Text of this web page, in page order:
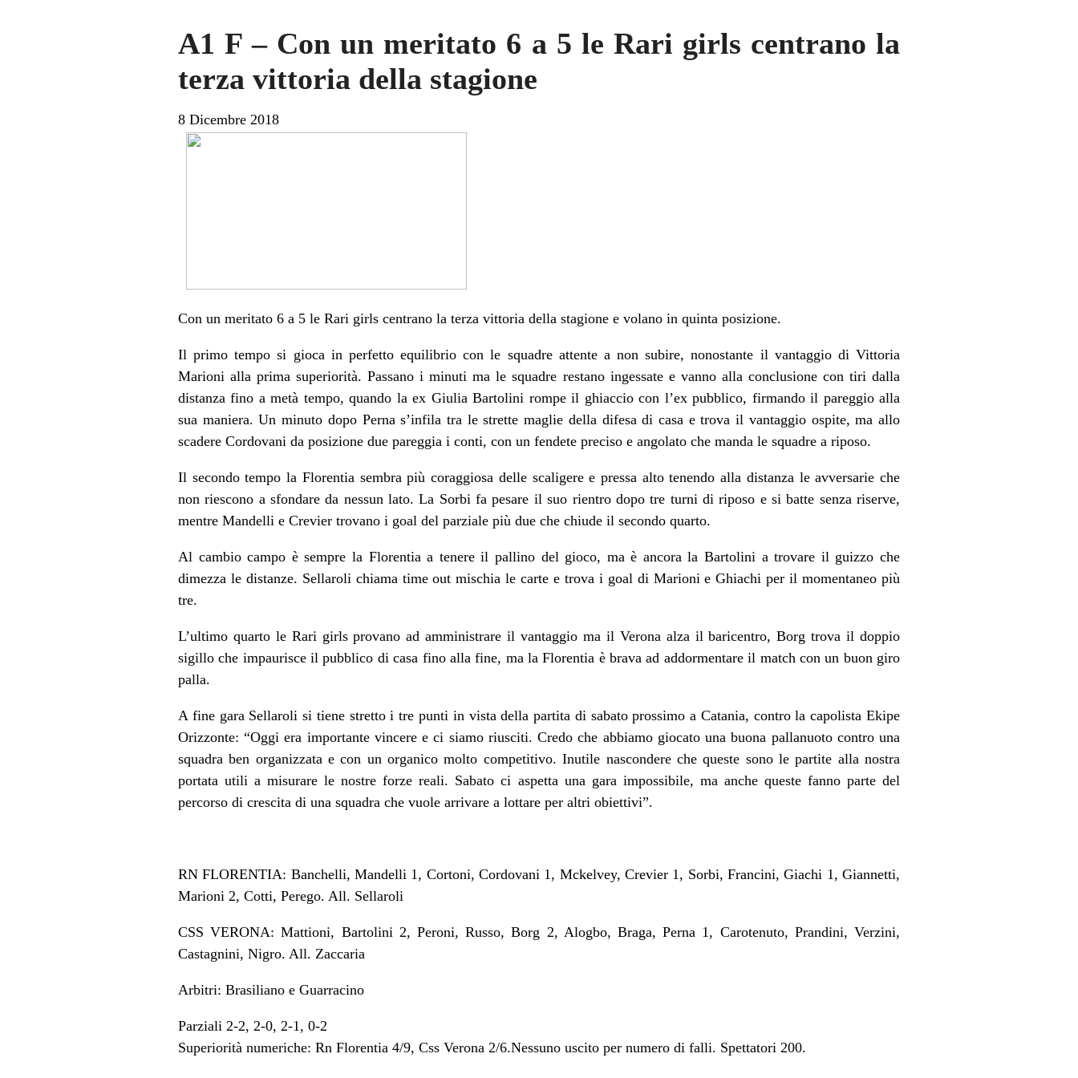
A1 F – Con un meritato 6 a 5 le Rari girls centrano la
terza vittoria della stagione
8 Dicembre 2018
Con un meritato 6 a 5 le Rari girls centrano la terza vittoria della stagione e volano in quinta posizione.
Il primo tempo si gioca in perfetto equilibrio con le squadre attente a non subire, nonostante il vantaggio di Vittoria
Marioni alla prima superiorità. Passano i minuti ma le squadre restano ingessate e vanno alla conclusione con tiri dalla
distanza fino a metà tempo, quando la ex Giulia Bartolini rompe il ghiaccio con l’ex pubblico, firmando il pareggio alla
sua maniera. Un minuto dopo Perna s’infila tra le strette maglie della difesa di casa e trova il vantaggio ospite, ma allo
scadere Cordovani da posizione due pareggia i conti, con un fendete preciso e angolato che manda le squadre a riposo.
Il secondo tempo la Florentia sembra più coraggiosa delle scaligere e pressa alto tenendo alla distanza le avversarie che
non riescono a sfondare da nessun lato. La Sorbi fa pesare il suo rientro dopo tre turni di riposo e si batte senza riserve,
mentre Mandelli e Crevier trovano i goal del parziale più due che chiude il secondo quarto.
Al cambio campo è sempre la Florentia a tenere il pallino del gioco, ma è ancora la Bartolini a trovare il guizzo che
dimezza le distanze. Sellaroli chiama time out mischia le carte e trova i goal di Marioni e Ghiachi per il momentaneo più
tre.
L’ultimo quarto le Rari girls provano ad amministrare il vantaggio ma il Verona alza il baricentro, Borg trova il doppio
sigillo che impaurisce il pubblico di casa fino alla fine, ma la Florentia è brava ad addormentare il match con un buon giro
palla.
A fine gara Sellaroli si tiene stretto i tre punti in vista della partita di sabato prossimo a Catania, contro la capolista Ekipe
Orizzonte: “Oggi era importante vincere e ci siamo riusciti. Credo che abbiamo giocato una buona pallanuoto contro una
squadra ben organizzata e con un organico molto competitivo. Inutile nascondere che queste sono le partite alla nostra
portata utili a misurare le nostre forze reali. Sabato ci aspetta una gara impossibile, ma anche queste fanno parte del
percorso di crescita di una squadra che vuole arrivare a lottare per altri obiettivi”.
RN FLORENTIA: Banchelli, Mandelli 1, Cortoni, Cordovani 1, Mckelvey, Crevier 1, Sorbi, Francini, Giachi 1, Giannetti,
Marioni 2, Cotti, Perego. All. Sellaroli
CSS VERONA: Mattioni, Bartolini 2, Peroni, Russo, Borg 2, Alogbo, Braga, Perna 1, Carotenuto, Prandini, Verzini,
Castagnini, Nigro. All. Zaccaria
Arbitri: Brasiliano e Guarracino
Parziali 2-2, 2-0, 2-1, 0-2
Superiorità numeriche: Rn Florentia 4/9, Css Verona 2/6.Nessuno uscito per numero di falli. Spettatori 200.